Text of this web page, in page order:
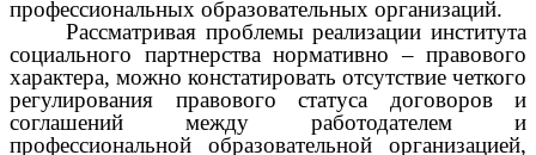
профессиональных образовательных организаций.
Рассматривая проблемы реализации института
социального партнерства нормативно – правового
характера, можно констатировать отсутствие четкого
регулирования правового статуса договоров и
соглашений между работодателем и
профессиональной образовательной организацией,